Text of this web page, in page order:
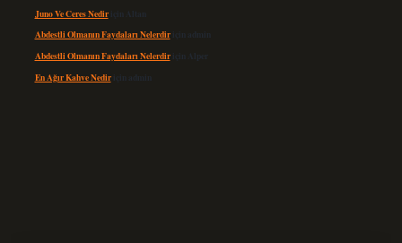
Juno Ve Ceres Nediriçin Altan
Abdestli Olmanın Faydaları Nelerdiriçin admin
Abdestli Olmanın Faydaları Nelerdiriçin Alper
En Ağır Kahve Nediriçin admin